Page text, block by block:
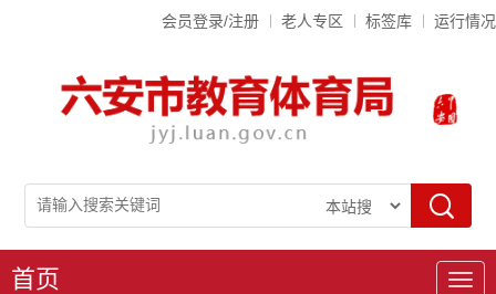
会员登录/注册 老人专区 标签库 运行情况
导
首页